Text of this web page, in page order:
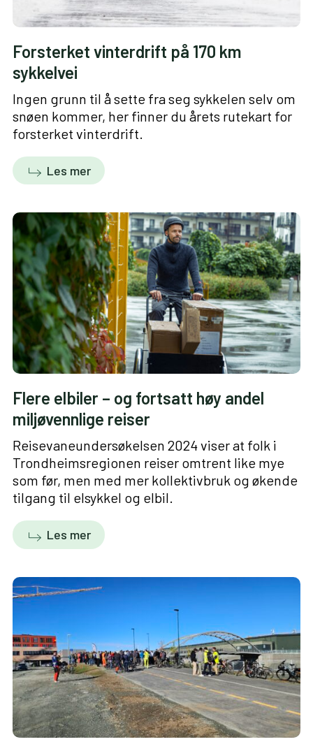
Forsterket vinterdrift på 170 km
sykkelvei
Ingen grunn til å sette fra seg sykkelen selv om
snøen kommer, her finner du årets rutekart for
forsterket vinterdrift.
Les mer
Flere elbiler – og fortsatt høy andel
miljøvennlige reiser
Reisevaneundersøkelsen 2024 viser at folk i
Trondheimsregionen reiser omtrent like mye
som før, men med mer kollektivbruk og økende
tilgang til elsykkel og elbil.
Les mer